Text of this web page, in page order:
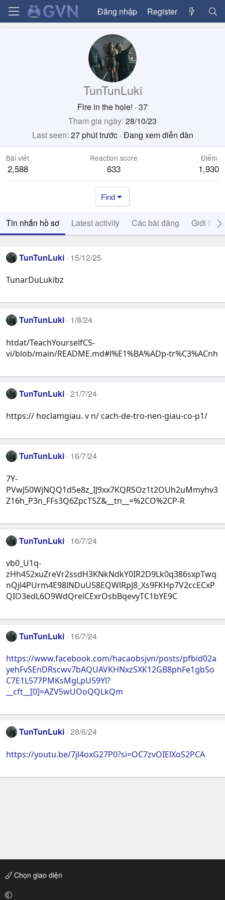
Đăng nhập Register
TunTunLuki
Fire in the hole! · 37
Tham gia ngày 28/10/23
Last seen 27 phút trước · Đang xem diễn đàn
Bài viết
2,588
Reaction score
633
Điểm
1,930
Find
Tin nhắn hồ sơ Latest activity Các bài đăng Giới thiệu
TunTunLuki 15/12/25
TunarDuLukibz
TunTunLuki 1/8/24
htdat/TeachYourselfCS-
vi/blob/main/README.md#l%E1%BA%ADp-tr%C3%ACnh
TunTunLuki 21/7/24
https:// hoclamgiau. v n/ cach-de-tro-nen-giau-co-p1/
TunTunLuki 16/7/24
7Y-
PVwJ50WjNQQ1d5e8z_IJ9xx7KQRSOz1t2OUh2uMmyhv3
Z16h_P3n_FFs3Q6ZpcT5Z&__tn__=%2CO%2CP-R
TunTunLuki 16/7/24
vb0_U1q-
zHh452xuZreVr2ssdH3KNkNdkY0IR2D9Lk0q386sxpTwq
nQjl4PUrm4E98lNDuU58EQWlRpJ8_Xs9FKHp7V2ccECxP
QIO3edL6O9WdQrelCExrOsbBqevyTC1bYE9C
TunTunLuki 16/7/24
https://www.facebook.com/hacaobsjvn/posts/pfbid02a
yehFvSEnDRscwv7bAQUAVKHNxzSXK12GB8phFe1gbSo
C7E1L577PMKsMgLpU59Yl?
__cft__[0]=AZV5wUOoQQLkQm
TunTunLuki 28/6/24
https://youtu.be/7jl4oxG27P0?si=OC7zvOIElXoS2PCA
Chọn giao diện